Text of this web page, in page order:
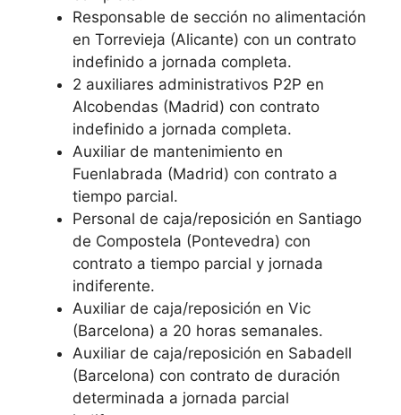
Responsable de sección no alimentación
en Torrevieja (Alicante) con un contrato
indefinido a jornada completa.
2 auxiliares administrativos P2P en
Alcobendas (Madrid) con contrato
indefinido a jornada completa.
Auxiliar de mantenimiento en
Fuenlabrada (Madrid) con contrato a
tiempo parcial.
Personal de caja/reposición en Santiago
de Compostela (Pontevedra) con
contrato a tiempo parcial y jornada
indiferente.
Auxiliar de caja/reposición en Vic
(Barcelona) a 20 horas semanales.
Auxiliar de caja/reposición en Sabadell
(Barcelona) con contrato de duración
determinada a jornada parcial